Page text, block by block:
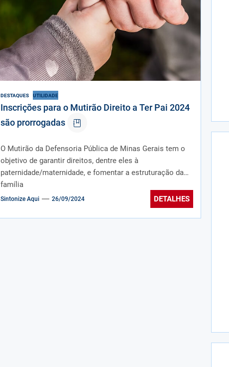
DESTAQUES UTILIDADE
Inscrições para o Mutirão Direito a Ter Pai 2024
são prorrogadas
O Mutirão da Defensoria Pública de Minas Gerais tem o
objetivo de garantir direitos, dentre eles à
paternidade/maternidade, e fomentar a estruturação da
família
Sintonize Aqui 26/09/2024 DETALHES